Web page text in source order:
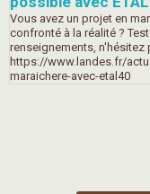
Vous avez un projet en
confronté à la réalité ?
renseignements, n'hésitez
https://www.landes.fr/
maraichere-avec-etal40